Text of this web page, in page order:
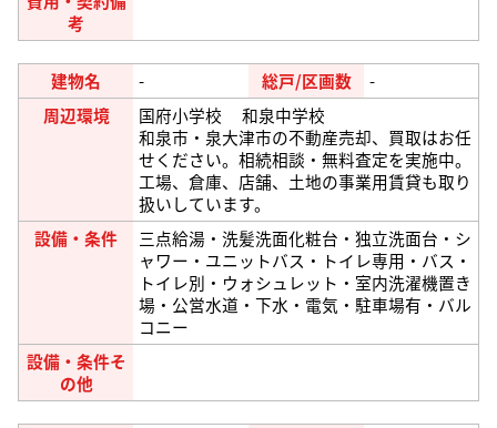
考
建物名 - 総戸/区画数
-
周辺環境
国府小学校 和泉中学校
和泉市・泉大津市の不動産売却、買取はお任
せください。相続相談・無料査定を実施中。
工場、倉庫、店舗、土地の事業用賃貸も取り
扱いしています。
設備・条件
三点給湯・洗髪洗面化粧台・独立洗面台・シ
ャワー・ユニットバス・トイレ専用・バス・
トイレ別・ウォシュレット・室内洗濯機置き
場・公営水道・下水・電気・駐車場有・バル
コニー
設備・条件そ
の他